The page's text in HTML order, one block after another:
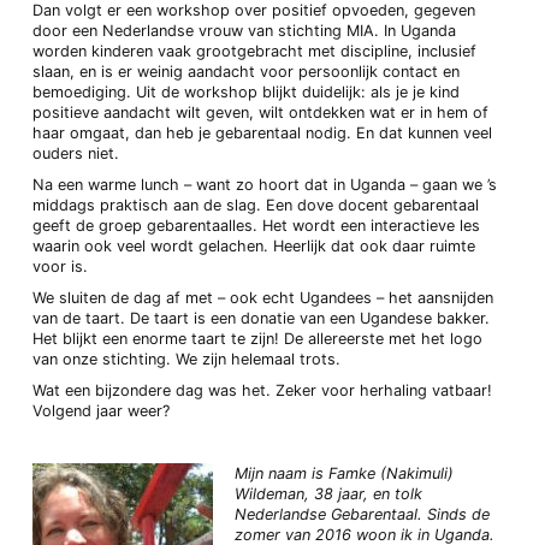
Dan volgt er een workshop over positief opvoeden, gegeven
door een Nederlandse vrouw van stichting MIA. In Uganda
worden kinderen vaak grootgebracht met discipline, inclusief
slaan, en is er weinig aandacht voor persoonlijk contact en
bemoediging. Uit de workshop blijkt duidelijk: als je je kind
positieve aandacht wilt geven, wilt ontdekken wat er in hem of
haar omgaat, dan heb je gebarentaal nodig. En dat kunnen veel
ouders niet.
Na een warme lunch – want zo hoort dat in Uganda – gaan we ’s
middags praktisch aan de slag. Een dove docent gebarentaal
geeft de groep gebarentaalles. Het wordt een interactieve les
waarin ook veel wordt gelachen. Heerlijk dat ook daar ruimte
voor is.
We sluiten de dag af met – ook echt Ugandees – het aansnijden
van de taart. De taart is een donatie van een Ugandese bakker.
Het blijkt een enorme taart te zijn! De allereerste met het logo
van onze stichting. We zijn helemaal trots.
Wat een bijzondere dag was het. Zeker voor herhaling vatbaar!
Volgend jaar weer?
Mijn naam is Famke (Nakimuli)
Wildeman, 38 jaar, en tolk
Nederlandse Gebarentaal. Sinds de
zomer van 2016 woon ik in Uganda.